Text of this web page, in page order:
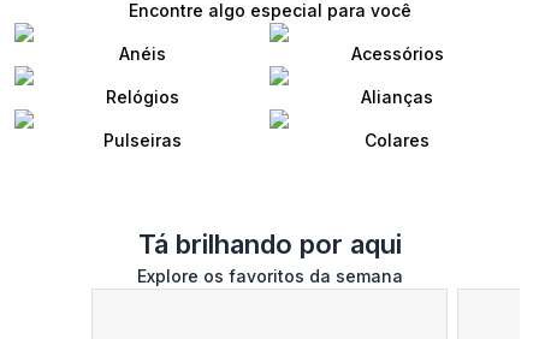
Encontre algo especial para você
Anéis Acessórios
Relógios Alianças
Pulseiras Colares
Tá brilhando por aqui
Explore os favoritos da semana